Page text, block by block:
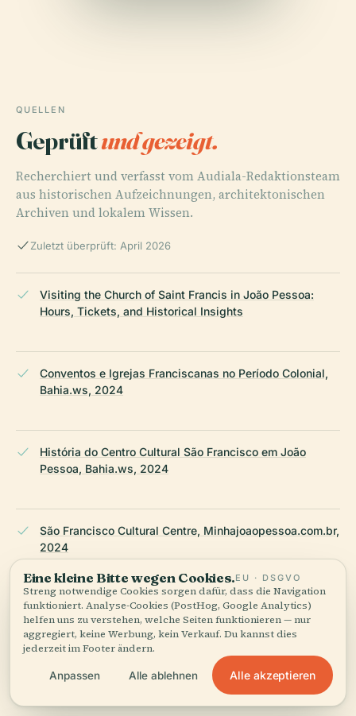
QUELLEN
Geprüftund gezeigt.
Recherchiert und verfasst vom Audiala-Redaktionsteam
aus historischen Aufzeichnungen, architektonischen
Archiven und lokalem Wissen.
Zuletzt überprüft: April 2026
Visiting the Church of Saint Francis in João Pessoa:
Hours, Tickets, and Historical Insights
Conventos e Igrejas Franciscanas no Período Colonial,
Bahia.ws, 2024
História do Centro Cultural São Francisco em João
Pessoa, Bahia.ws, 2024
São Francisco Cultural Centre, Minhajoaopessoa.com.br,
2024
Guia Melhores Destinos: Centro Cultural São Francisco,
2024
Ecoturismo e Cultura: What to Do in João Pessoa, 2024
Eine kleine Bitte wegen Cookies.EU · DSGVO
Streng notwendige Cookies sorgen dafür, dass die Navigation
funktioniert. Analyse-Cookies (PostHog, Google Analytics)
helfen uns zu verstehen, welche Seiten funktionieren — nur
aggregiert, keine Werbung, kein Verkauf. Du kannst dies
jederzeit im Footer ändern.
Anpassen Alle ablehnen Alle akzeptieren